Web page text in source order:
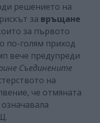
решението на
за връщане
за първото
по-голям приход
вече предупреди
Съединените
на
че отмяната